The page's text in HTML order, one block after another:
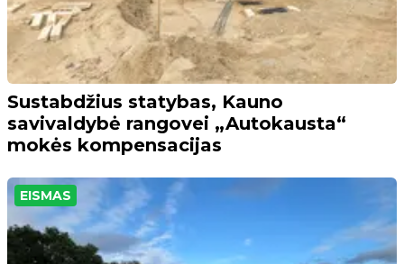
Sustabdžius statybas, Kauno
savivaldybė rangovei „Autokausta“
mokės kompensacijas
EISMAS